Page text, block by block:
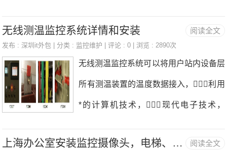
避免被用户发现和卸载。例如，
们要考虑设备的性能和质量监控安装。优质的设备往往具有
更好的稳定性和耐用性，能够长时间稳定运行，减少故
障和维修的频率。此外，设备的画质、声音清晰度等也是
评判设备性能的重要指
种适配器智能防尘帽，包括底座、盖板、第一簧片、第二
堵头根部设置有挡板，所述底座的尾部有一块突出的
把手隔板，所述把手隔板和挡板中间有一个中空腔体，
片和第二簧片；所述腔体底部设置有一个方形槽口用于固定芯
阅读全文
无线测温监控系统详情和安装
发布 : 深圳it外包 | 分类 : 监控维护 | 评论 : 0 | 浏览 : 2890次
无线测温监控系统可以将用户站内设备层
所有测温装置的温度数据接入，利用
*的计算机技术，现代电子技术，
入测温装置的温度数据经过读取、分析、
阅读全文
上海办公室安装监控摄像头，电梯、车间、仓库安装监控摄像头的方案